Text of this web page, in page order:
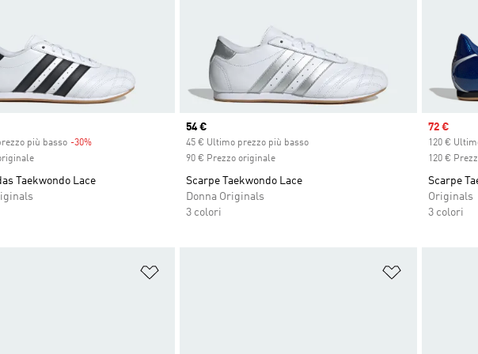
più basso -30%Discount
Taekwondo Lace
Current price
54 €
45 € Ultimo prezzo più basso
90 € Prezzo originale
Scarpe Taekwondo Lace
Donna Originals
3 colori
Sale price
72 €
120 €
120 €
Scarpe
Originals
3 colori